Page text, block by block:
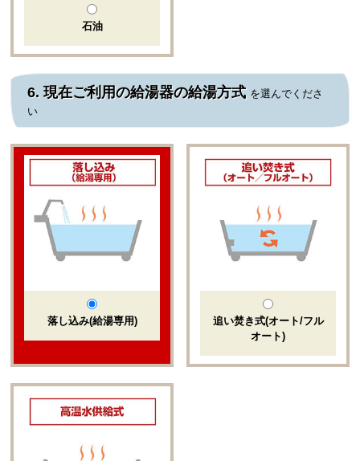
石油
6. 現在ご利用の給湯器の給湯方式 を選んでくださ
い
落し込み(給湯専用)
追い焚き式(オート/フル
オート)